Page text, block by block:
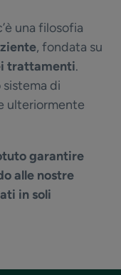
una filosofia
, fondata su
trattamenti.
di
ulteriormente
garantire
alle nostre
in soli